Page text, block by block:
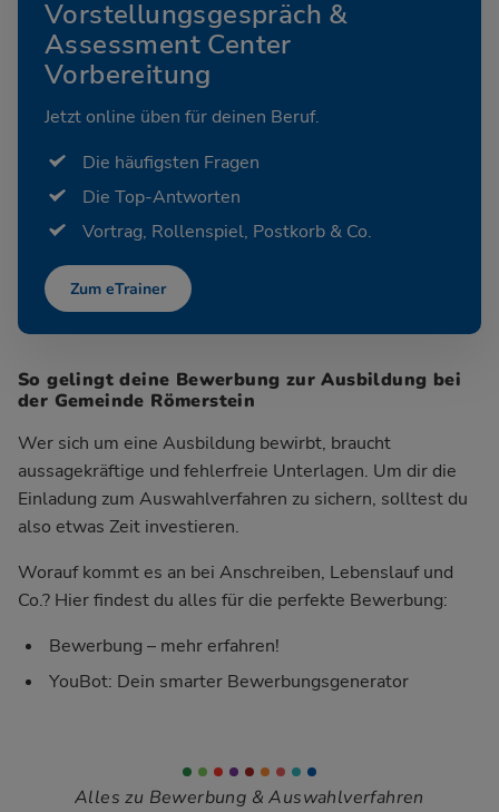
Vorstellungsgespräch &
Assessment Center
Vorbereitung
Jetzt online üben für deinen Beruf.
Die häufigsten Fragen
Die Top-Antworten
Vortrag, Rollenspiel, Postkorb & Co.
Zum eTrainer
So gelingt deine Bewerbung zur Ausbildung bei
der Gemeinde Römerstein
Wer sich um eine Ausbildung bewirbt, braucht
aussagekräftige und fehlerfreie Unterlagen. Um dir die
Einladung zum Auswahlverfahren zu sichern, solltest du
also etwas Zeit investieren.
Worauf kommt es an bei Anschreiben, Lebenslauf und
Co.? Hier findest du alles für die perfekte Bewerbung:
Bewerbung – mehr erfahren!
YouBot: Dein smarter Bewerbungsgenerator
Alles zu Bewerbung & Auswahlverfahren